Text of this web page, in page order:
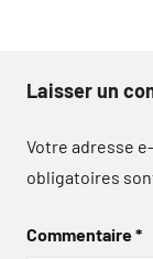
Laisser un
Votre adresse
obligatoires
Commentaire*